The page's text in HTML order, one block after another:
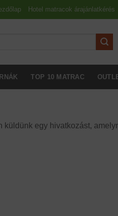
Hotel matracok árajánlatkérés
TOP 10 MATRAC
egy hivatkozást,